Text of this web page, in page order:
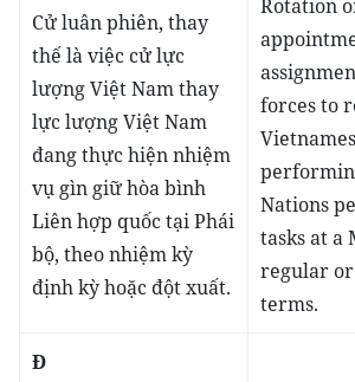
Cử luân phiên, thay
thế là việc cử lực
lượng Việt Nam thay
lực lượng Việt Nam
đang thực hiện nhiệm
vụ gìn giữ hòa bình
Liên hợp quốc tại Phái
bộ, theo nhiệm kỳ
định kỳ hoặc đột xuất.
Rotation
forces to
Nations
tasks at a
regular
terms.
Đ